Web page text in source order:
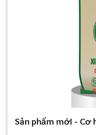
Sản phẩm mới -